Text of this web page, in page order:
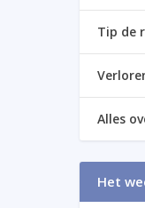
Tip de
Alles
Het